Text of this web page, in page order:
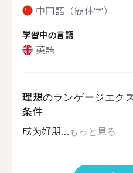
中国語（簡体字）
学習中の言語
英語
理想のランゲージエク
条件
成为好朋...もっと見る